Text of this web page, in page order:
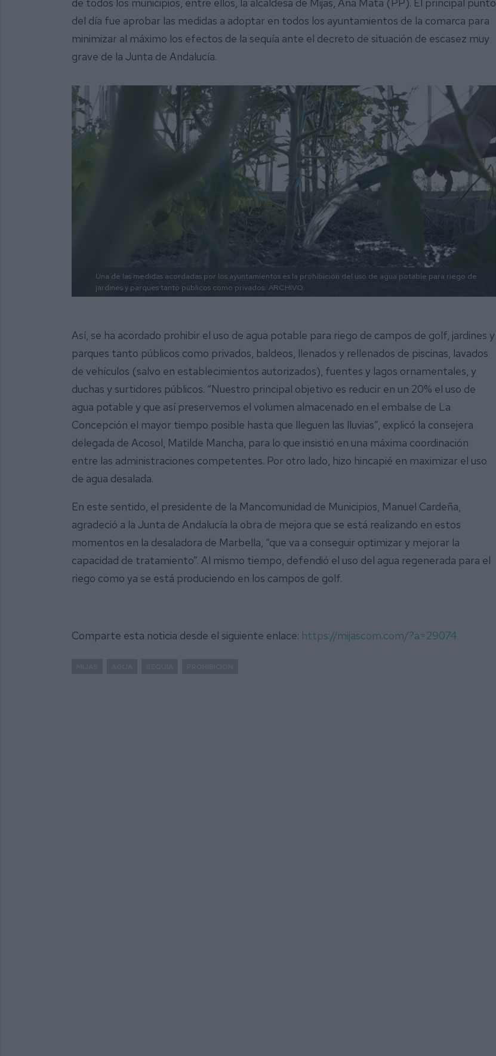
del día fue aprobar las medidas a adoptar en todos los ayuntamientos de la comarca para
minimizar al máximo los efectos de la sequía ante el decreto de situación de escasez muy
grave de la Junta de Andalucía.
Una de las medidas acordadas por los ayuntamientos es la prohibición del uso de agua potable para riego de
jardines y parques tanto públicos como privados. ARCHIVO.
Así, se ha acordado prohibir el uso de agua potable para riego de campos de golf, jardines y
parques tanto públicos como privados, baldeos, llenados y rellenados de piscinas, lavados
de vehículos (salvo en establecimientos autorizados), fuentes y lagos ornamentales, y
duchas y surtidores públicos. “Nuestro principal objetivo es reducir en un 20% el uso de
agua potable y que así preservemos el volumen almacenado en el embalse de La
Concepción el mayor tiempo posible hasta que lleguen las lluvias”, explicó la consejera
delegada de Acosol, Matilde Mancha, para lo que insistió en una máxima coordinación
entre las administraciones competentes. Por otro lado, hizo hincapié en maximizar el uso
de agua desalada.
En este sentido, el presidente de la Mancomunidad de Municipios, Manuel Cardeña,
agradeció a la Junta de Andalucía la obra de mejora que se está realizando en estos
momentos en la desaladora de Marbella, “que va a conseguir optimizar y mejorar la
capacidad de tratamiento”. Al mismo tiempo, defendió el uso del agua regenerada para el
riego como ya se está produciendo en los campos de golf.
Comparte esta noticia desde el siguiente enlace: https://mijascom.com/?a=29074